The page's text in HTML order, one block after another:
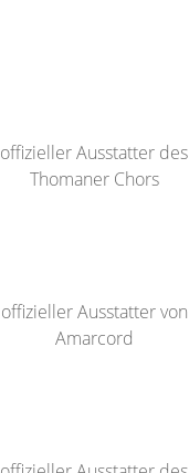
offizieller Ausstatter des
Thomaner Chors
offizieller Ausstatter von
Amarcord